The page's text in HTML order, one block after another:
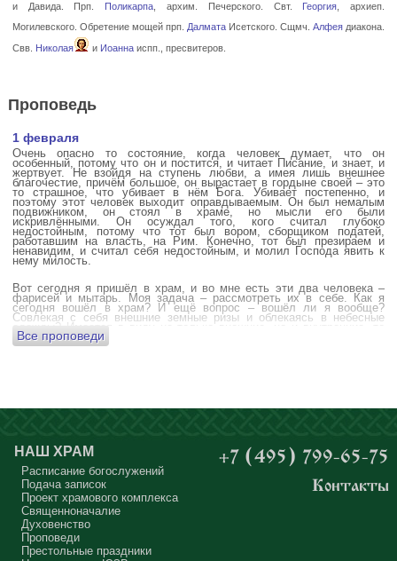
и Давида. Прп.
Поликарпа , архим. Печерского. Свт. Георгия , архиеп.
Могилевского. Обретение мощей прп. Далмата Исетского. Сщмч.Алфея диакона.
Свв.
Николая и Иоаннаиспп., пресвитеров.
Проповедь
1 февраля
Очень опасно то состояние, когда человек думает, что он
особенный, потому что он и постится, и читает Писание, и знает, и
жертвует. Не взойдя на ступень любви, а имея лишь внешнее
благочестие, причём большое, он вырастает в гордыне своей – это
то страшное, что убивает в нём Бога. Убивает постепенно, и
поэтому этот человек выходит оправдываемым. Он был немалым
подвижником, он стоял в храме, но мысли его были
искривлёнными. Он осуждал того, кого считал глубоко
недостойным, потому что тот был вором, сборщиком податей,
работавшим на власть, на Рим. Конечно, тот был презираем и
ненавидим, и считал себя недостойным, и молил Господа явить к
нему милость.
Вот сегодня я пришёл в храм, и во мне есть эти два человека –
фарисей и мытарь. Моя задача – рассмотреть их в себе. Как я
сегодня вошёл в храм? И ещё вопрос – вошёл ли я вообще?
Совлекая с себя внешние земные ризы и облекаясь в небесные
одежды? Имеется в виду не только внешние, но и внутренние, то
есть помыслы.
сердца?
Бог открыл помыслы людей, стоящих в храме, и он ужаснулся
тому, что никто из них не молится – ни один человек, кроме одного
мальчика. Мысли у людей о чём угодно: о работе, о молодой жене
или возлюбленной, о детях, о долгах, о футбольном матче, о
путешествиях, о скором отпуске, о билетах, о машине, об одежде, о
том, что будет после службы, где я буду обедать, куда пойду, что
подарить, что подарят, что я посмотрю, что, может быть, почитаю...
Где здесь место для Бога?
А мальчик молился о больной маме. Молился искренне – и мама
выздоравливает.
Все проповеди
НАШ ХРАМ
Расписание богослужений
Подача записок
Проект храмового комплекса
Священноначалие
Духовенство
Проповеди
Престольные праздники
+7 (495) 799-65-75
Контакты